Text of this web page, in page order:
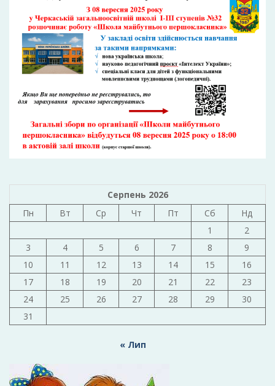
Серпень 2026
Пн
Вт Ср Чт Пт Сб
Нд
1
2
3
4 5 6 7 8
9
10
11 12 13 14 15
16
17
18 19 20 21 22
23
24
25 26 27 28 29
30
31
« Лип